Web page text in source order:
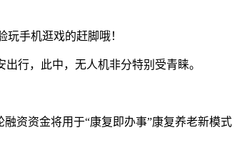
手机逛戏的赶脚哦！
行，此中，无人机非分特别受青睐。
资资金将用于“康复即办事”康复养老新模式